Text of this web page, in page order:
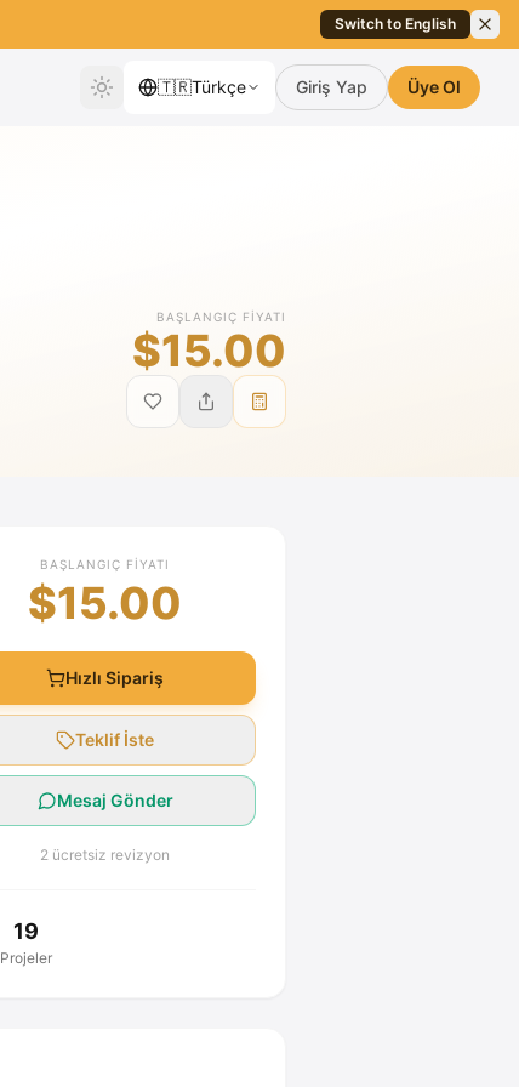
Switch to English
🇹🇷Türkçe Giriş Yap Üye Ol
BAŞLANGIÇ FIYATI
$15.00
BAŞLANGIÇ FIYATI
$15.00
Hızlı Sipariş
Teklif İste
Mesaj Gönder
2 ücretsiz revizyon
19
Projeler